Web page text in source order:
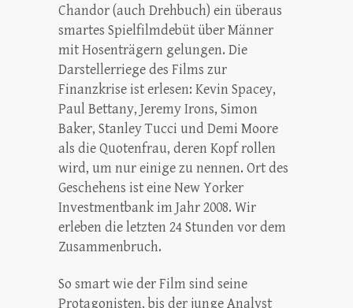
Chandor (auch Drehbuch) ein überaus
smartes Spielfilmdebüt über Männer
mit Hosenträgern gelungen. Die
Darstellerriege des Films zur
Finanzkrise ist erlesen: Kevin Spacey,
Paul Bettany, Jeremy Irons, Simon
Baker, Stanley Tucci und Demi Moore
als die Quotenfrau, deren Kopf rollen
wird, um nur einige zu nennen. Ort des
Geschehens ist eine New Yorker
Investmentbank im Jahr 2008. Wir
erleben die letzten 24 Stunden vor dem
Zusammenbruch.
So smart wie der Film sind seine
Protagonisten, bis der junge Analyst